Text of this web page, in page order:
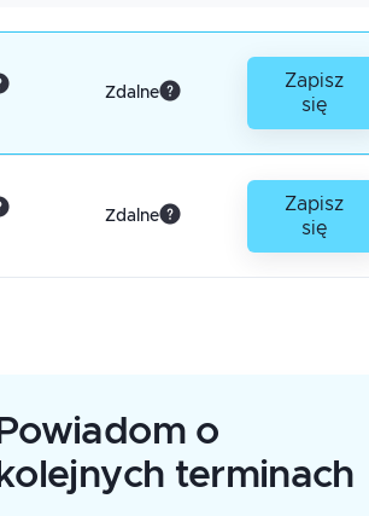
Zdalne
Zapisz
się
Zdalne
Zapisz
się
Powiadom o
kolejnych terminach